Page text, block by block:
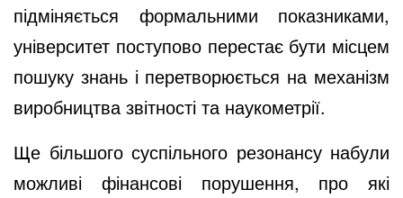
підміняється формальними показниками,
університет поступово перестає бути місцем
пошуку знань і перетворюється на механізм
виробництва звітності та наукометрії.
Ще більшого суспільного резонансу набули
можливі фінансові порушення, про які